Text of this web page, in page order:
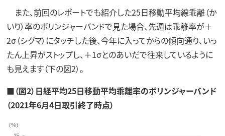
また、前回のレポートでも紹介した25日移動平均線乖離（か
いり）率のボリンジャーバンドで見た場合、先週は乖離率が＋
2σ（シグマ）にタッチした後、今年に入ってからの傾向通り、いっ
たん上昇がストップし、＋1σとのあいだで往来しているように
も見えます（下の図2）。
■（図2）日経平均25日移動平均乖離率のボリンジャーバンド
（2021年6月4日取引終了時点）